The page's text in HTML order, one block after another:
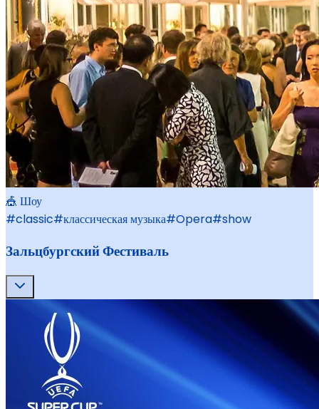
🎪 Шоу
#classic#классическая музыка#Opera#show
Зальцбургский Фестиваль